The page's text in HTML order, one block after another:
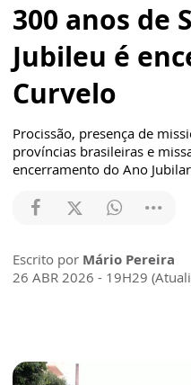
300 anos de
Jubileu é
Curvelo
Procissão, presença de
províncias brasileiras e
encerramento do Ano
Escrito por Mário Pereira
26 ABR 2026 - 19H29